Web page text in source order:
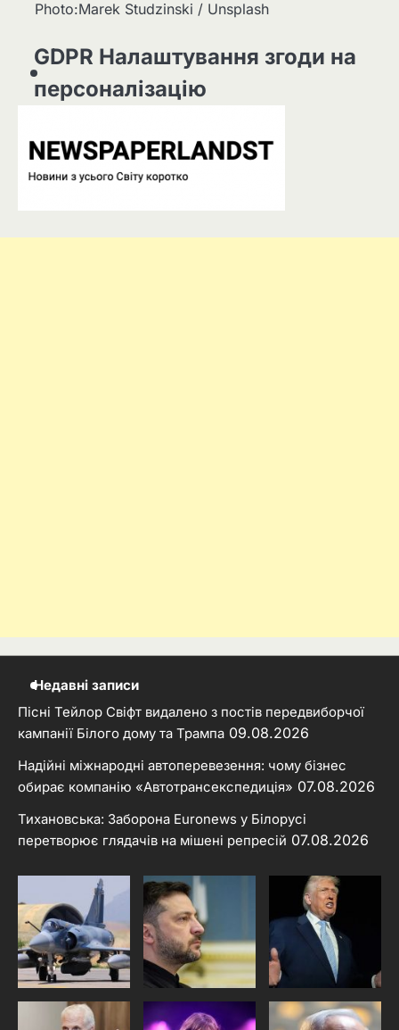
Photo:Marek Studzinski / Unsplash
GDPR Налаштування згоди на
персоналізацію
Недавні записи
Пісні Тейлор Свіфт видалено з постів передвиборчої
кампанії Білого дому та Трампа 09.08.2026
Надійні міжнародні автоперевезення: чому бізнес
обирає компанію «Автотрансекспедиція» 07.08.2026
Тихановська: Заборона Euronews у Білорусі
перетворює глядачів на мішені репресій 07.08.2026